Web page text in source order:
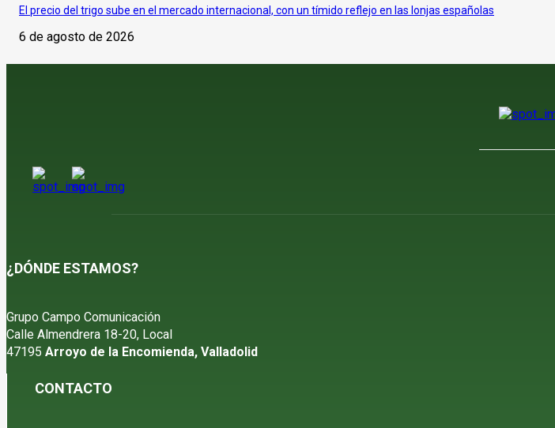
El precio del trigo sube en el mercado internacional, con un tímido reflejo en las lonjas españolas
6 de agosto de 2026
¿DÓNDE ESTAMOS?
Grupo Campo Comunicación
Calle Almendrera 18-20, Local
47195 Arroyo de la Encomienda, Valladolid
CONTACTO